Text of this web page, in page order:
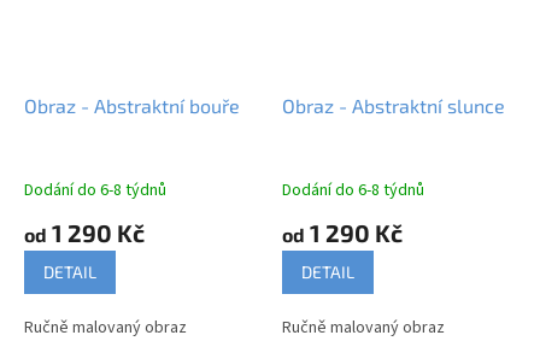
Obraz - Abstraktní bouře
Dodání do 6-8 týdnů
od 1 290 Kč
DETAIL
Ručně malovaný obraz
Obraz - Abstraktní slunce
Dodání do 6-8 týdnů
od 1 290 Kč
DETAIL
Ručně malovaný obraz